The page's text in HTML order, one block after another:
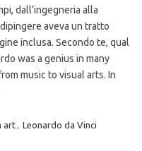
dall’ingegneria alla
aveva un tratto
inclusa. Secondo te, qual
was a genius in many
music to visual arts. In
art Leonardo da Vinci